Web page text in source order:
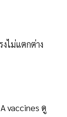
ไม่แตกต่าง
vaccines ดู